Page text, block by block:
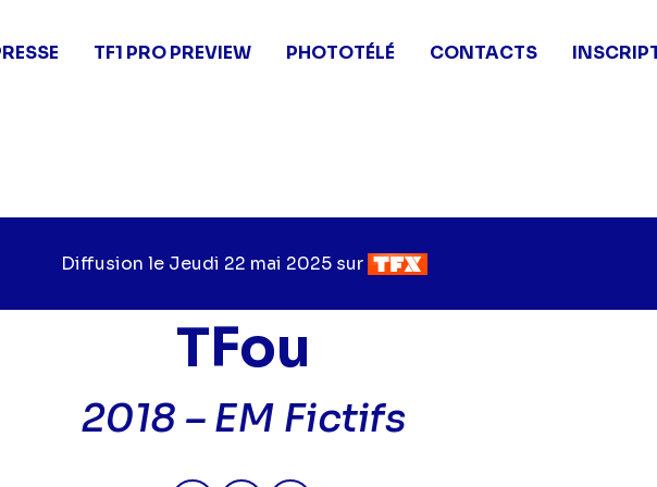
TF1 PRO PREVIEW PHOTOTÉLÉ CONTACTS
Diffusion le Jour
diffusion
Jeudi 22 mai 2025sur Chaîne
diffusion
TFou
2018 – EM Fictifs